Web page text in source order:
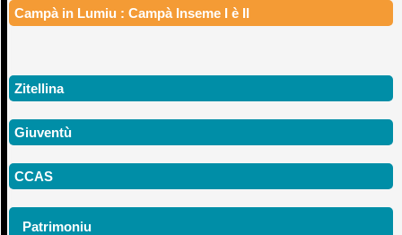
Campà in Lumiu : Campà Inseme I è II
Zitellina
Giuventù
CCAS
Patrimoniu